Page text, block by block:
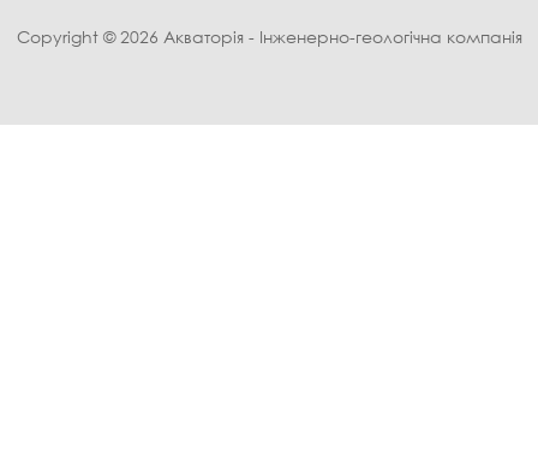
Copyright © 2026 Акваторія - Інженерно-геологічна компанія